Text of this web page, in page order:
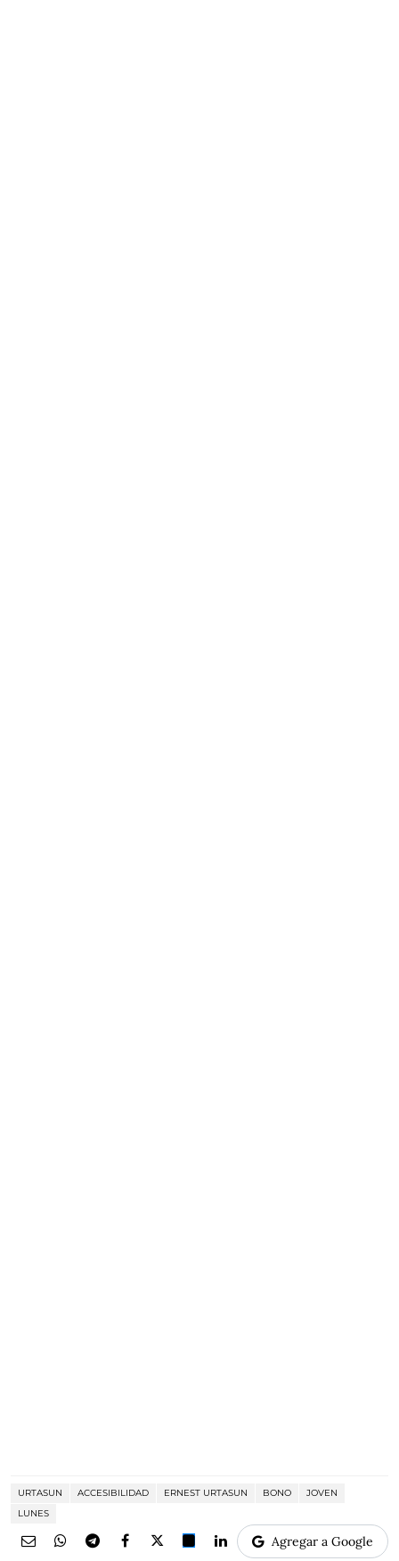
URTASUN ACCESIBILIDAD ERNEST URTASUN BONO
JOVEN
LUNES
Agregar a Google